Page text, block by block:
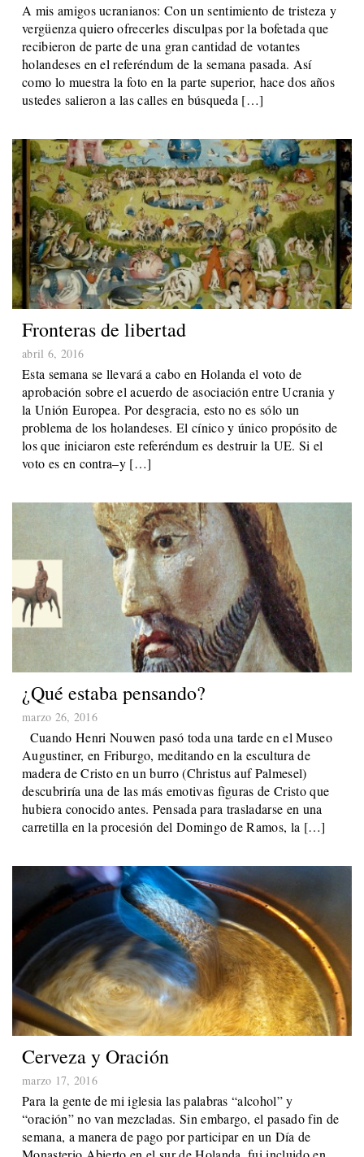
A mis amigos ucranianos: Con un sentimiento de tristeza y
vergüenza quiero ofrecerles disculpas por la bofetada que
recibieron de parte de una gran cantidad de votantes
holandeses en el referéndum de la semana pasada. Así
como lo muestra la foto en la parte superior, hace dos años
ustedes salieron a las calles en búsqueda […]
Fronteras de libertad
abril 6, 2016
Esta semana se llevará a cabo en Holanda el voto de
aprobación sobre el acuerdo de asociación entre Ucrania y
la Unión Europea. Por desgracia, esto no es sólo un
problema de los holandeses. El cínico y único propósito de
los que iniciaron este referéndum es destruir la UE. Si el
voto es en contra–y […]
¿Qué estaba pensando?
marzo 26, 2016
Cuando Henri Nouwen pasó toda una tarde en el Museo
Augustiner, en Friburgo, meditando en la escultura de
madera de Cristo en un burro (Christus auf Palmesel)
descubriría una de las más emotivas figuras de Cristo que
hubiera conocido antes. Pensada para trasladarse en una
carretilla en la procesión del Domingo de Ramos, la […]
Cerveza y Oración
marzo 17, 2016
Para la gente de mi iglesia las palabras “alcohol” y
“oración” no van mezcladas. Sin embargo, el pasado fin de
semana, a manera de pago por participar en un Día de